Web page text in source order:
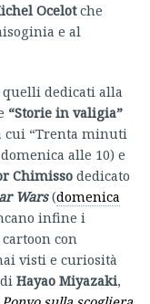
Ocelotche
e al
dedicati alla
“Storie in valigia”
cui “Trenta minuti
alle 10) e
Chimisso dedicato
Wars(domenica
infine i
con
visti e curiosità
Hayao Miyazaki,